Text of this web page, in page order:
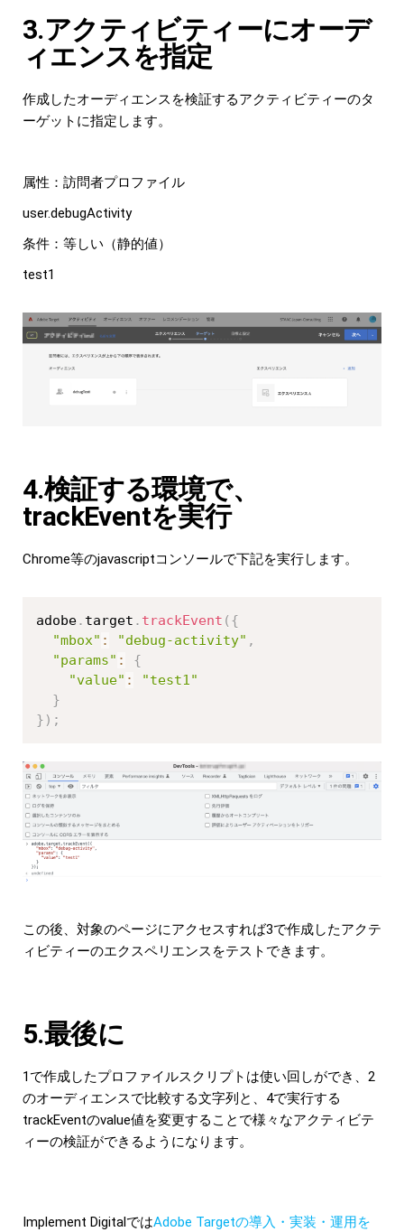
3.アクティビティーにオーデ
ィエンスを指定
作成したオーディエンスを検証するアクティビティーのタ
ーゲットに指定します。
属性：訪問者プロファイル
user.debugActivity
条件：等しい（静的値）
test1
4.検証する環境で、
trackEventを実行
Chrome等のjavascriptコンソールで下記を実行します。
adobe. target . trackEvent ( {
"mbox" : "debug-activity" ,
"params" :
{
"value" :
"test1"
}
} ) ;
この後、対象のページにアクセスすれば3で作成したアクテ
ィビティーのエクスペリエンスをテストできます。
5.最後に
1で作成したプロファイルスクリプトは使い回しができ、2
のオーディエンスで比較する文字列と、4で実行する
trackEventのvalue値を変更することで様々なアクティビテ
ィーの検証ができるようになります。
Implement DigitalではAdobe Targetの導入・実装・運用を